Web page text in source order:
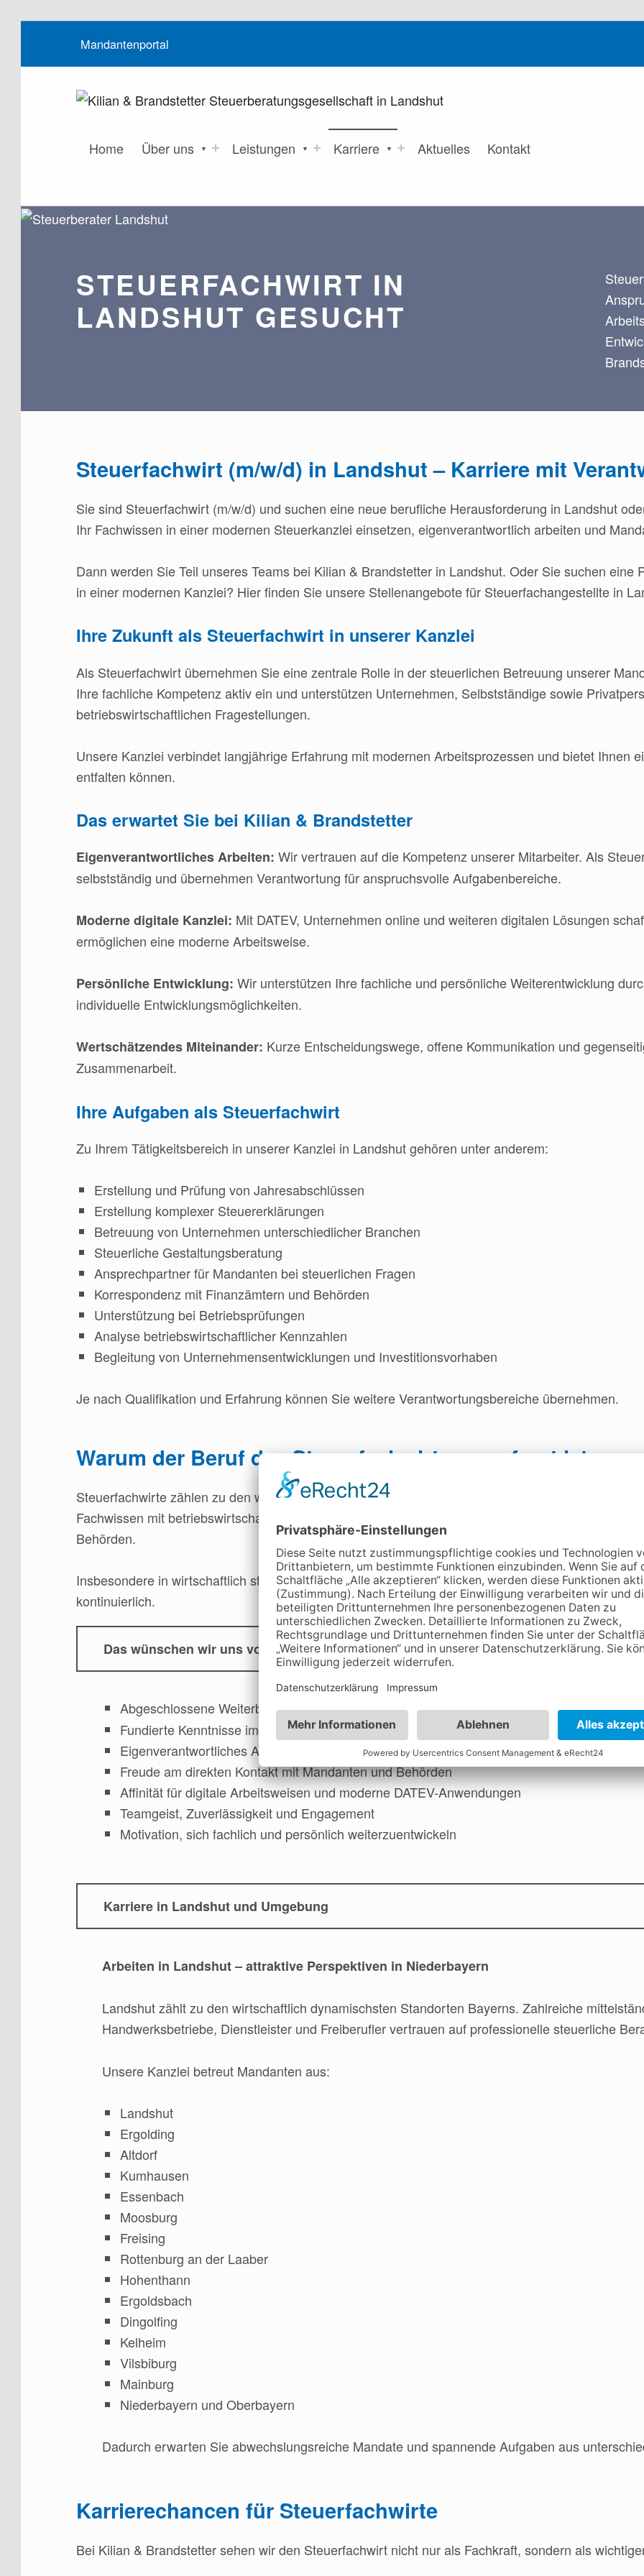
Home Über uns Leistungen Karriere Aktuelles Kontakt
Mandantenportal
STEUERFACHWIRT IN
LANDSHUT GESUCHT
Steuerfachwirt (m/w/d) in Landshut – Karriere mit
Sie sind Steuerfachwirt (m/w/d) und suchen eine neue berufliche Herausforderung in Landshut
Ihr Fachwissen in einer modernen Steuerkanzlei einsetzen, eigenverantwortlich arbeiten und
Dann werden Sie Teil unseres Teams bei Kilian & Brandstetter in Landshut. Oder Sie suchen eine
in einer modernen Kanzlei? Hier finden Sie unsere Stellenangebote für Steuerfachangestellte in
Ihre Zukunft als Steuerfachwirt in unserer Kanzlei
Als Steuerfachwirt übernehmen Sie eine zentrale Rolle in der steuerlichen Betreuung unserer
Ihre fachliche Kompetenz aktiv ein und unterstützen Unternehmen, Selbstständige sowie
betriebswirtschaftlichen Fragestellungen.
Unsere Kanzlei verbindet langjährige Erfahrung mit modernen Arbeitsprozessen und bietet Ihnen
entfalten können.
Das erwartet Sie bei Kilian & Brandstetter
Eigenverantwortliches Arbeiten:Wir vertrauen auf die Kompetenz unserer Mitarbeiter. Als
selbstständig und übernehmen Verantwortung für anspruchsvolle Aufgabenbereiche.
Moderne digitale Kanzlei: Mit DATEV, Unternehmen online und weiteren digitalen Lösungen
ermöglichen eine moderne Arbeitsweise.
Persönliche Entwicklung:Wir unterstützen Ihre fachliche und persönliche Weiterentwicklung
individuelle Entwicklungsmöglichkeiten.
Wertschätzendes Miteinander: Kurze Entscheidungswege, offene Kommunikation und
Zusammenarbeit.
Ihre Aufgaben als Steuerfachwirt
Zu Ihrem Tätigkeitsbereich in unserer Kanzlei in Landshut gehören unter anderem:
Erstellung und Prüfung von Jahresabschlüssen
Erstellung komplexer Steuererklärungen
Betreuung von Unternehmen unterschiedlicher Branchen
Steuerliche Gestaltungsberatung
Ansprechpartner für Mandanten bei steuerlichen Fragen
Korrespondenz mit Finanzämtern und Behörden
Unterstützung bei Betriebsprüfungen
Analyse betriebswirtschaftlicher Kennzahlen
Begleitung von Unternehmensentwicklungen und Investitionsvorhaben
Je nach Qualifikation und Erfahrung können Sie weitere Verantwortungsbereiche übernehmen.
Warum der Beruf des Steuerfachwirts so gefragt ist
Steuerfachwirte zählen zu den wichtigsten Fachkräften im Steuerwesen. Durch ihre fundierte
Fachwissen mit betriebswirtschaftlichem Verständnis und übernehmen eine wichtige Schnittstelle
Behörden.
Insbesondere in wirtschaftlich starken Regionen wie Landshut und Niederbayern steigt die
kontinuierlich.
Das wünschen wir uns von Ihnen
Abgeschlossene Weiterbildung zumSteuerfachwirt (m/w/d)
Fundierte Kenntnisse im Steuerrecht sowie in der Finanzbuchhaltung und
Eigenverantwortliches Arbeiten und lösungsorientiertes Denken
Freude am direkten Kontakt mit Mandanten und Behörden
Affinität für digitale Arbeitsweisen und moderne DATEV-Anwendungen
Teamgeist, Zuverlässigkeit und Engagement
Motivation, sich fachlich und persönlich weiterzuentwickeln
Karriere in Landshut und Umgebung
Arbeiten in Landshut – attraktive Perspektiven in Niederbayern
Landshut zählt zu den wirtschaftlich dynamischsten Standorten Bayerns. Zahlreiche
Handwerksbetriebe, Dienstleister und Freiberufler vertrauen auf professionelle steuerliche
Unsere Kanzlei betreut Mandanten aus:
Landshut
Ergolding
Altdorf
Kumhausen
Essenbach
Moosburg
Freising
Rottenburg an der Laaber
Hohenthann
Ergoldsbach
Dingolfing
Kelheim
Vilsbiburg
Mainburg
Niederbayern und Oberbayern
Dadurch erwarten Sie abwechslungsreiche Mandate und spannende Aufgaben aus
Karrierechancen für Steuerfachwirte
Bei Kilian & Brandstetter sehen wir den Steuerfachwirt nicht nur als Fachkraft, sondern als